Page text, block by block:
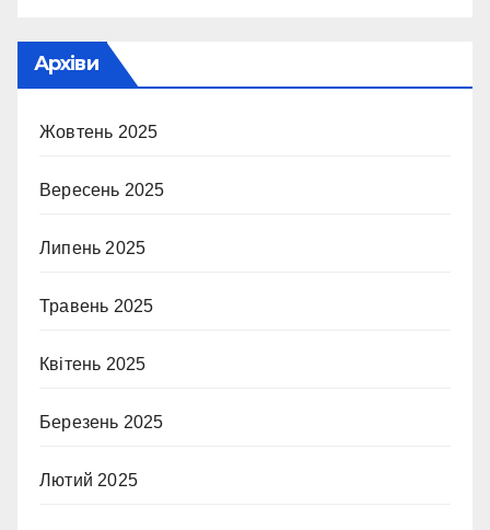
Архіви
Жовтень 2025
Вересень 2025
Липень 2025
Травень 2025
Квітень 2025
Березень 2025
Лютий 2025